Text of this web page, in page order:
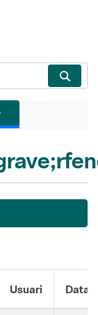
Usuari Data